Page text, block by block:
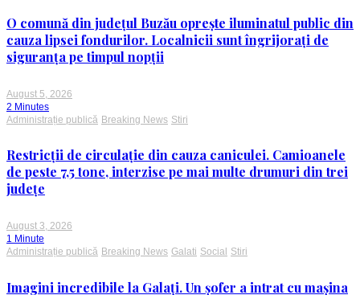
O comună din județul Buzău oprește iluminatul public din
cauza lipsei fondurilor. Localnicii sunt îngrijorați de
siguranța pe timpul nopții
August 5, 2026
2 Minutes
Administrație publică Breaking News Stiri
Restricții de circulație din cauza caniculei. Camioanele
de peste 7,5 tone, interzise pe mai multe drumuri din trei
județe
August 3, 2026
1 Minute
Administrație publică Breaking News Galati Social Stiri
Imagini incredibile la Galați. Un șofer a intrat cu mașina